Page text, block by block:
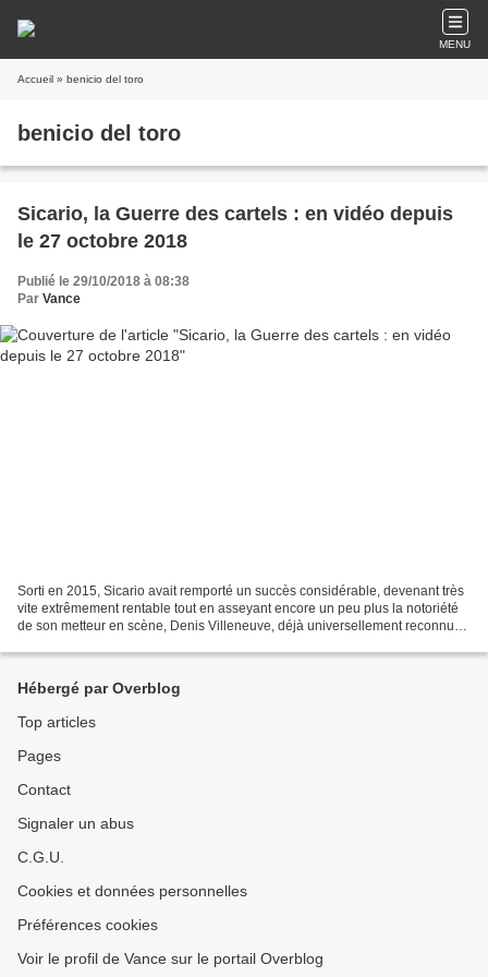
MENU
Accueil » benicio del toro
benicio del toro
Sicario, la Guerre des cartels : en vidéo depuis
le 27 octobre 2018
Publié le 29/10/2018 à 08:38
Par Vance
Sorti en 2015, Sicario avait remporté un succès considérable, devenant très
vite extrêmement rentable tout en asseyant encore un peu plus la notoriété
de son metteur en scène, Denis Villeneuve, déjà universellement reconnu
Hébergé par Overblog
Top articles
Pages
Contact
Signaler un abus
C.G.U.
Cookies et données personnelles
Préférences cookies
Voir le profil de Vance sur le portail Overblog